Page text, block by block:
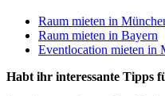
Raum mieten in
Raum mieten in Bayern
Eventlocation mieten in
Habt ihr interessante Tipps